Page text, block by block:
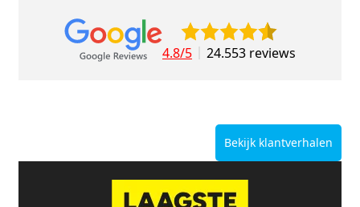
4.8/5 24.553 reviews
Bekijk klantverhalen